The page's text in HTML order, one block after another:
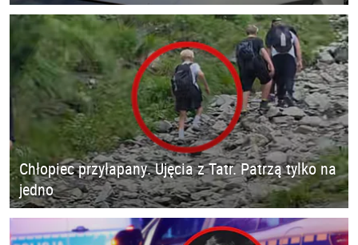
Chłopiec przyłapany. Ujęcia z Tatr. Patrzą tylko na
jedno